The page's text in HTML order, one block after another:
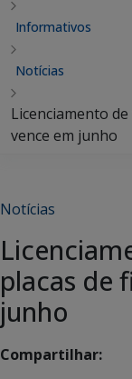
Informativos
Notícias
Licenciamento
vence em junho
Notícias
placas de
junho
Compartilhar: